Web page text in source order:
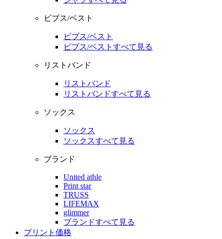
ビブス/ベスト
ビブス/ベスト
ビブス/ベストすべて見る
リストバンド
リストバンド
リストバンドすべて見る
ソックス
ソックス
ソックスすべて見る
ブランド
United athle
Print star
TRUSS
LIFEMAX
glimmer
ブランドすべて見る
プリント価格